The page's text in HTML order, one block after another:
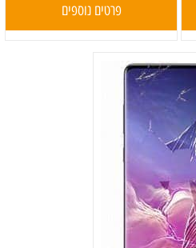
פרטים נוספים